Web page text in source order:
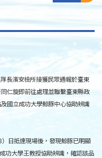
濱安檢所接獲民眾通報於臺東
仁旋即前往處理並聯繫臺東縣政
國立成功大學鯨豚中心協助辨識
日抵達現場後，發現鯨豚已明顯
功大學王教授協助辨識，確認該品